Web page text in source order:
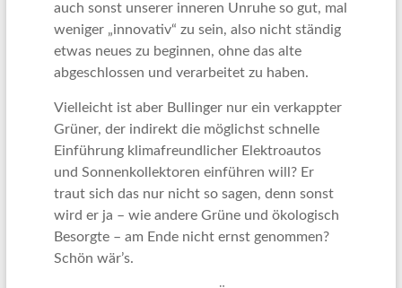
auch sonst unserer inneren Unruhe so gut, mal
weniger „innovativ“ zu sein, also nicht ständig
etwas neues zu beginnen, ohne das alte
abgeschlossen und verarbeitet zu haben.
Vielleicht ist aber Bullinger nur ein verkappter
Grüner, der indirekt die möglichst schnelle
Einführung klimafreundlicher Elektroautos
und Sonnenkollektoren einführen will? Er
traut sich das nur nicht so sagen, denn sonst
wird er ja – wie andere Grüne und ökologisch
Besorgte – am Ende nicht ernst genommen?
Schön wär’s.